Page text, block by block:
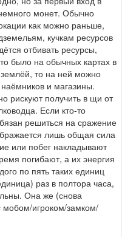
монет. Обычно
как можно раньше,
кучкам ресурсов
отбивать ресурсы,
было на обычных картах в
то на ней можно
и магазины.
рискуют получить в щи от
Если кто-то
решиться на сражение
лишь общая сила
или побег накладывают
погибают, а их энергия
по пять таких единиц
раз в полтора часа,
Она же (снова
мобом/игроком/замком/